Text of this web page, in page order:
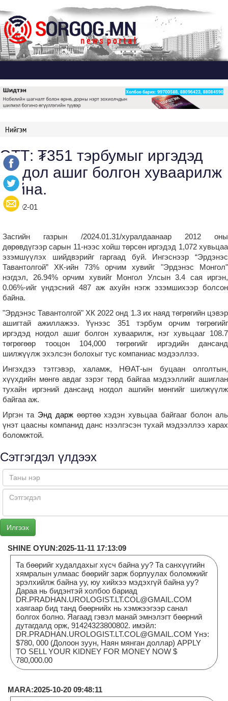
Нийгэм
ЭТТ: ₮351 тэрбумыг иргэдэд
ногдол ашиг болгон хуваарилж
байна.
2024-02-01
Засгийн газрын /2024.01.31/хуралдаанаар 2012 оны
дөрөвдүгээр сарын 11-нээс хойш төрсөн иргэдэд 1,072 хувьцаа
эзэмшүүлэх шийдвэрийг гаргаад буй. Ингэснээр “Эрдэнэс
Тавантолгой” ХК-ийн 73% орчим хувийг "Эрдэнэс Монгол"
нэгдэл, 26.94% орчим хувийг Монгол Улсын 3.4 сая иргэн,
0.06%-ийг үндэсний 487 аж ахуйн нэгж эзэмшихээр болсон
байна.
"Эрдэнэс Тавантолгой" ХК 2022 онд 1.3 их наяд төгрөгийн цэвэр
ашигтай ажиллажээ. Үүнээс 351 тэрбум орчим төгрөгийг
иргэдэд ногдол ашиг болгон хуваарилж, нэг хувьцааг 108.7
төгрөгөөр тооцон 104,000 төгрөгийг иргэдийн дансанд
шилжүүлж эхэлсэн болохыг тус компаниас мэдээллээ.
Ингэхдээ тэтгэвэр, халамж, НӨАТ-ын буцаан олголтын,
хүүхдийн мөнгө авдаг зэрэг төрд байгаа мэдээллийг ашиглан
тухайн иргэний дансанд ногдол ашгийн мөнгийг шилжүүлж
байгаа аж.
Иргэн та Энд даржөөртөө хэдэн хувьцаа байгааг болон аль
үнэт цаасны компанид данс нээлгэсэн тухай мэдээллээ харах
боломжтой.
Сэтгэгдэл үлдээх
SHINE OYUN:2025-11-11 17:13:09
Та бөөрийг худалдахыг хүсч байна уу? Та санхүүгийн
хямралын улмаас бөөрийг зарж борлуулах боломжийг
эрэлхийлж байна уу, юу хийхээ мэдэхгүй байна уу?
Дараа нь бидэнтэй холбоо бариад
DR.PRADHAN.UROLOGIST.LT.COL@GMAIL.COM
хаягаар бид танд бөөрнийх нь хэмжээгээр санал
болгох болно. Яагаад гэвэл манай эмнэлэгт бөөрний
дутагдалд орж, 91424323800802. имэйл:
DR.PRADHAN.UROLOGIST.LT.COL@GMAIL.COM Yнэ:
$780, 000 (Долоон зуун, Наян мянган доллар) APPLY
TO SELL YOUR KIDNEY FOR MONEY NOW $
780,000.00
MARA:2025-10-20 09:48:11